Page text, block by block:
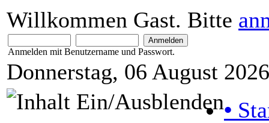
Willkommen Gast. Bitte
Anmelden mit Benutzername und Passwort.
Donnerstag, 06 August
•